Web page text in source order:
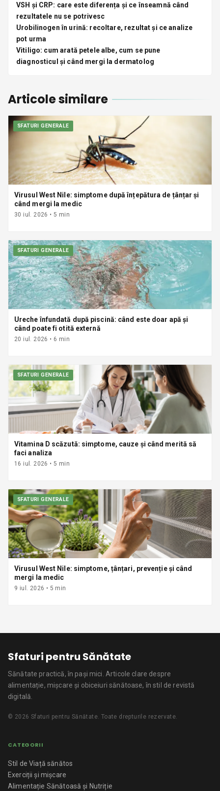
VSH și CRP: care este diferența și ce înseamnă când
rezultatele nu se potrivesc
Urobilinogen în urină: recoltare, rezultat și ce analize
pot urma
Vitiligo: cum arată petele albe, cum se pune
diagnosticul și când mergi la dermatolog
Articole similare
SFATURI GENERALE
Virusul West Nile: simptome după înțepătura de țânțar și
când mergi la medic
30 iul. 2026 •5 min
SFATURI GENERALE
Ureche înfundată după piscină: când este doar apă și
când poate fi otită externă
20 iul. 2026 • 6 min
SFATURI GENERALE
Vitamina D scăzută: simptome, cauze și când merită să
faci analiza
16 iul. 2026 •5 min
SFATURI GENERALE
Virusul West Nile: simptome, țânțari, prevenție și când
mergi la medic
9 iul. 2026 • 5 min
Sfaturi pentru Sănătate
Sănătate practică, în pași mici. Articole clare despre
alimentație, mișcare și obiceiuri sănătoase, în stil de revistă
digitală.
© 2026 Sfaturi pentru Sănătate . Toate drepturile rezervate.
CATEGORII
Stil de Viață sănătos
Exerciții și mișcare
Alimentație Sănătoasă și Nutriție